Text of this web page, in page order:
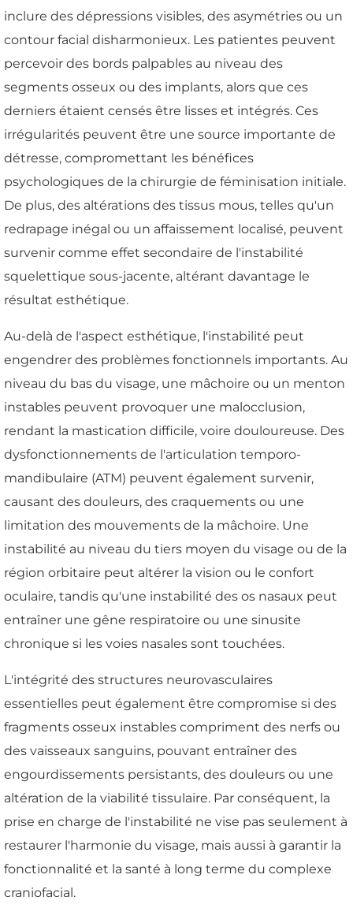
inclure des dépressions visibles, des asymétries ou un
contour facial disharmonieux. Les patientes peuvent
percevoir des bords palpables au niveau des
segments osseux ou des implants, alors que ces
derniers étaient censés être lisses et intégrés. Ces
irrégularités peuvent être une source importante de
détresse, compromettant les bénéfices
psychologiques de la chirurgie de féminisation initiale.
De plus, des altérations des tissus mous, telles qu'un
redrapage inégal ou un affaissement localisé, peuvent
survenir comme effet secondaire de l'instabilité
squelettique sous-jacente, altérant davantage le
résultat esthétique.
Au-delà de l'aspect esthétique, l'instabilité peut
engendrer des problèmes fonctionnels importants. Au
niveau du bas du visage, une mâchoire ou un menton
instables peuvent provoquer une malocclusion,
rendant la mastication difficile, voire douloureuse. Des
dysfonctionnements de l'articulation temporo-
mandibulaire (ATM) peuvent également survenir,
causant des douleurs, des craquements ou une
limitation des mouvements de la mâchoire. Une
instabilité au niveau du tiers moyen du visage ou de la
région orbitaire peut altérer la vision ou le confort
oculaire, tandis qu'une instabilité des os nasaux peut
entraîner une gêne respiratoire ou une sinusite
chronique si les voies nasales sont touchées.
L'intégrité des structures neurovasculaires
essentielles peut également être compromise si des
fragments osseux instables compriment des nerfs ou
des vaisseaux sanguins, pouvant entraîner des
engourdissements persistants, des douleurs ou une
altération de la viabilité tissulaire. Par conséquent, la
prise en charge de l'instabilité ne vise pas seulement à
restaurer l'harmonie du visage, mais aussi à garantir la
fonctionnalité et la santé à long terme du complexe
craniofacial.